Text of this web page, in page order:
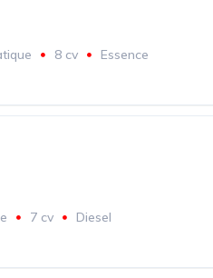
8 cv Essence
7 cv Diesel